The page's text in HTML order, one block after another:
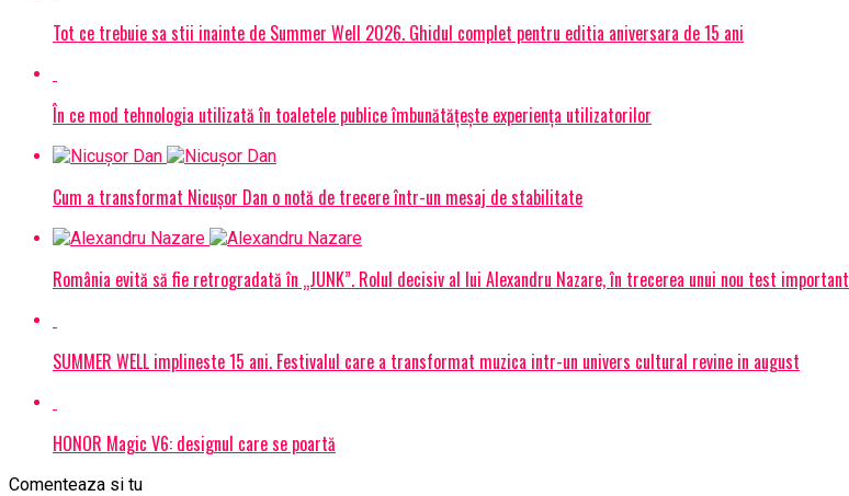
Tot ce trebuie sa stii inainte de Summer Well 2026. Ghidul complet pentru editia aniversara de 15 ani
În ce mod tehnologia utilizată în toaletele publice îmbunătățește experiența utilizatorilor
Cum a transformat Nicușor Dan o notă de trecere într-un mesaj de stabilitate
România evită să fie retrogradată în „JUNK”. Rolul decisiv al lui Alexandru Nazare, în trecerea unui nou test important
SUMMER WELL implineste 15 ani. Festivalul care a transformat muzica intr-un univers cultural revine in august
HONOR Magic V6: designul care se poartă
Comenteaza si tu